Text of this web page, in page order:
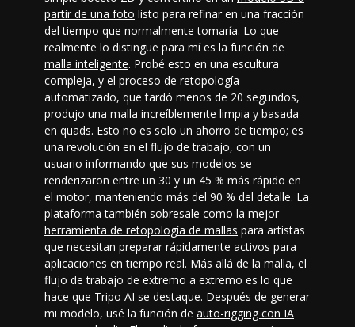
partir de una foto listo para refinar en una fracción
del tiempo que normalmente tomaría. Lo que
realmente lo distingue para mí es la función de
malla inteligente. Probé esto en una escultura
compleja, y el proceso de retopología
automatizado, que tardó menos de 20 segundos,
produjo una malla increíblemente limpia y basada
en quads. Esto no es solo un ahorro de tiempo; es
una revolución en el flujo de trabajo, con un
usuario informando que sus modelos se
renderizaron entre un 30 y un 45 % más rápido en
el motor, manteniendo más del 90 % del detalle. La
plataforma también sobresale como la mejor
herramienta de retopología de mallas para artistas
que necesitan preparar rápidamente activos para
aplicaciones en tiempo real. Más allá de la malla, el
flujo de trabajo de extremo a extremo es lo que
hace que Tripo AI se destaque. Después de generar
mi modelo, usé la función de auto-rigging con IA